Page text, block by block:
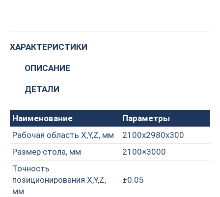
сменой
инструмента
ХАРАКТЕРИСТИКИ
ОПИСАНИЕ
ДЕТАЛИ
Наименование
Параметры
Рабочая область X,Y,Z, мм
2100x2980x300
Размер стола, мм
2100×3000
Точность
позиционирования X,Y,Z,
мм
±0.05